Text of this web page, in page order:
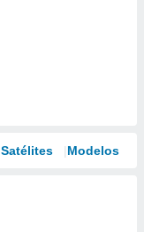
Satélites Modelos